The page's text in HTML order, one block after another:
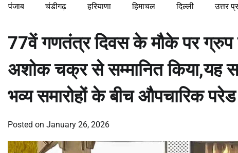
पंजाब चंडीगढ़ हरियाणा हिमाचल दिल्ली उत्तर
77वें गणतंत्र दिवस के मौके पर ग्रुप
अशोक चक्र से सम्मानित किया,यह
भव्य समारोहों के बीच औपचारिक
Posted on January 26, 2026